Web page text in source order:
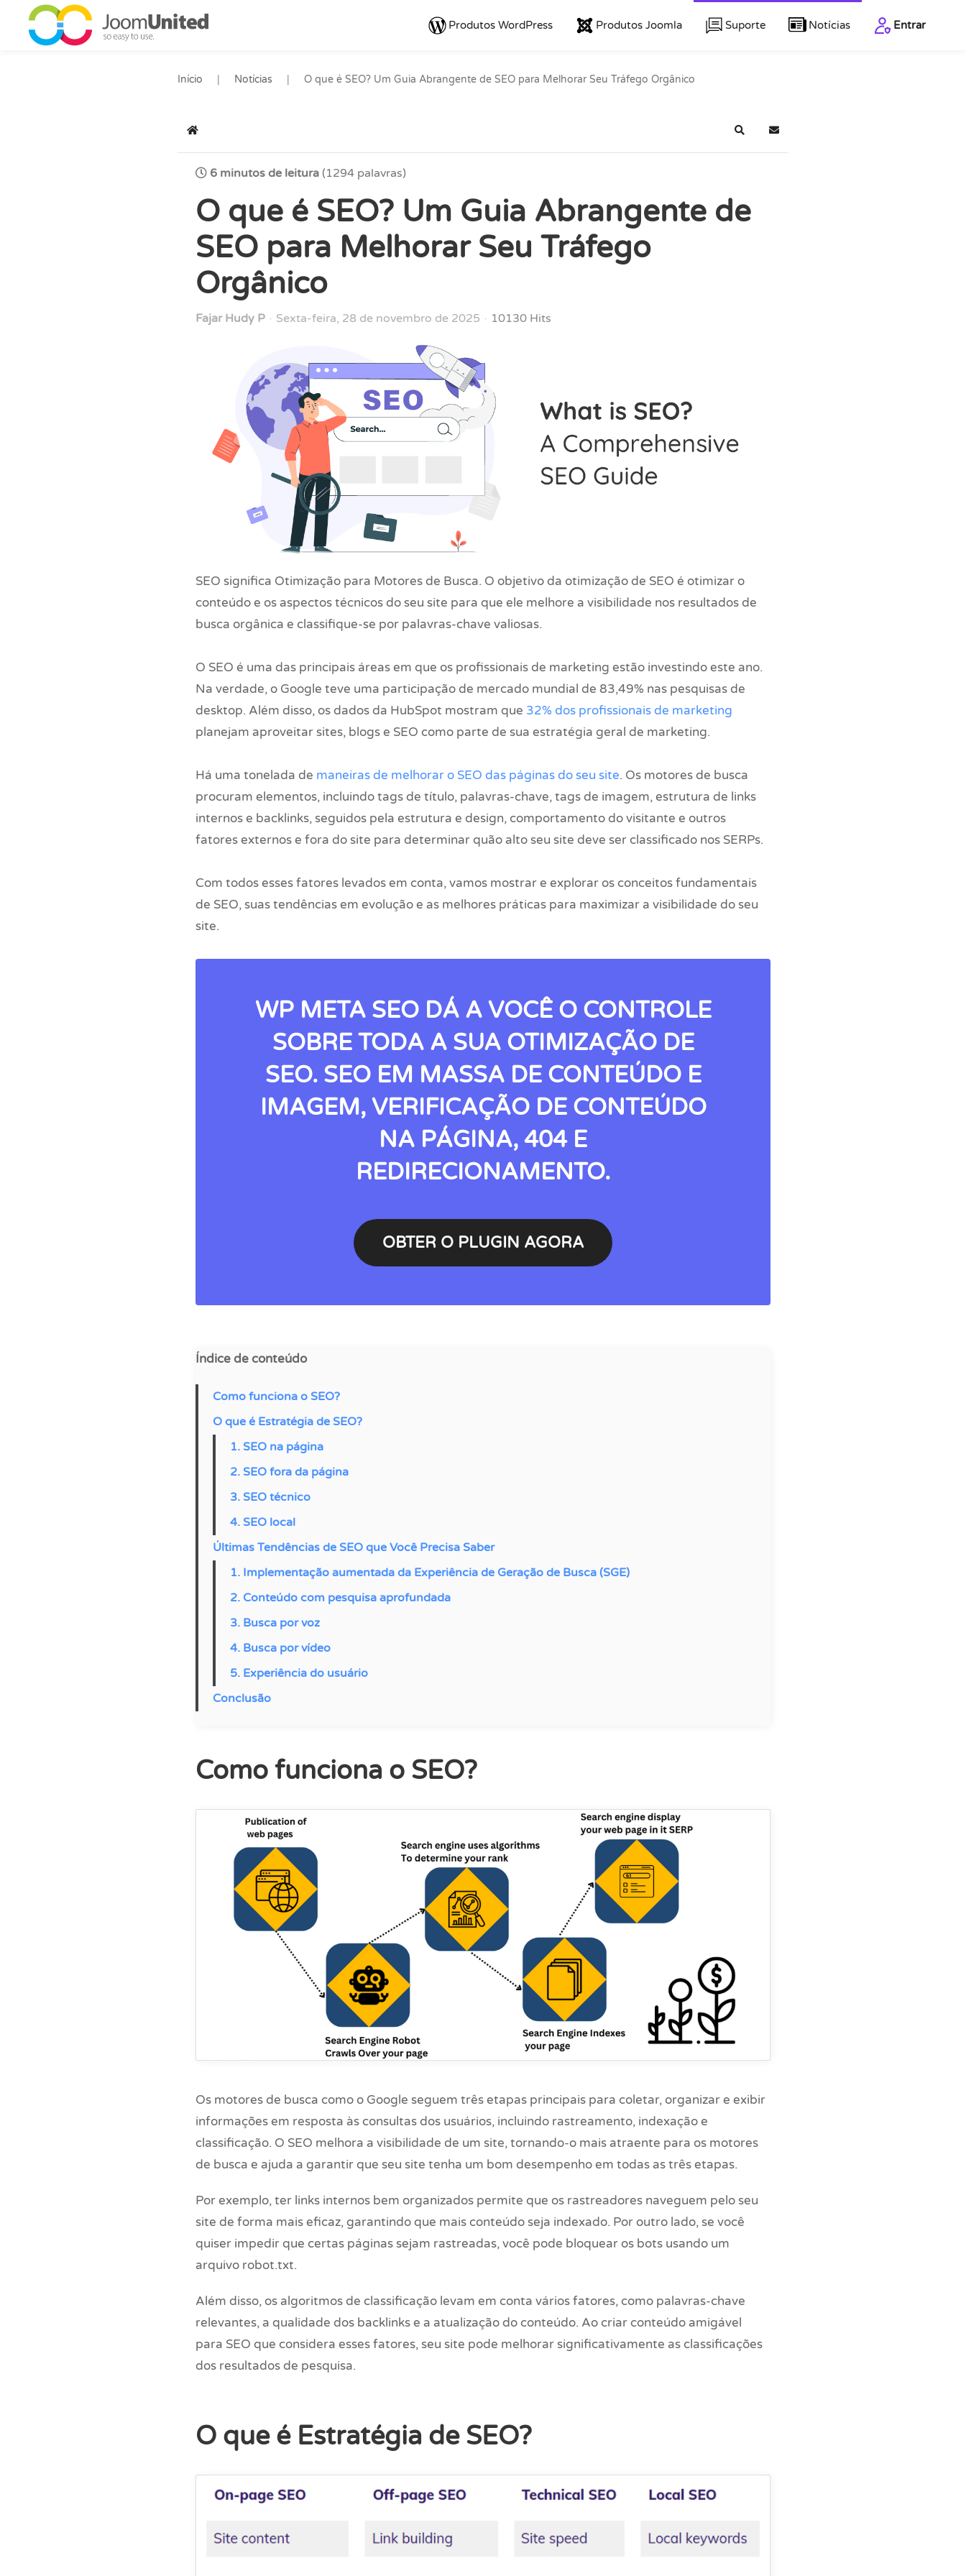
Pular para o conteúdo principal
Produtos WordPress Produtos Joomla Suporte Notícias Entrar
Início Notícias O que é SEO? Um Guia Abrangente de SEO para Melhorar Seu Tráfego Orgânico
Início PesquisarInscrever-se no blog
6 minutos de leitura (1294 palavras)
O que é SEO? Um Guia Abrangente de
SEO para Melhorar Seu Tráfego
Orgânico
Fajar Hudy P Sexta-feira, 28 de novembro de 2025 10130 Hits
SEO significa Otimização para Motores de Busca. O objetivo da otimização de SEO é otimizar o
conteúdo e os aspectos técnicos do seu site para que ele melhore a visibilidade nos resultados de
busca orgânica e classifique-se por palavras-chave valiosas.
O SEO é uma das principais áreas em que os profissionais de marketing estão investindo este ano.
Na verdade, o Google teve uma participação de mercado mundial de 83,49% nas pesquisas de
desktop. Além disso, os dados da HubSpot mostram que 32% dos profissionais de marketing
planejam aproveitar sites, blogs e SEO como parte de sua estratégia geral de marketing.
Há uma tonelada de maneiras de melhorar o SEO das páginas do seu site. Os motores de busca
procuram elementos, incluindo tags de título, palavras-chave, tags de imagem, estrutura de links
internos e backlinks, seguidos pela estrutura e design, comportamento do visitante e outros
fatores externos e fora do site para determinar quão alto seu site deve ser classificado nos SERPs.
Com todos esses fatores levados em conta, vamos mostrar e explorar os conceitos fundamentais
de SEO, suas tendências em evolução e as melhores práticas para maximizar a visibilidade do seu
site.
WP META SEO DÁ A VOCÊ O CONTROLE
SOBRE TODA A SUA OTIMIZAÇÃO DE
SEO. SEO EM MASSA DE CONTEÚDO E
IMAGEM, VERIFICAÇÃO DE CONTEÚDO
NA PÁGINA, 404 E
REDIRECIONAMENTO.
OBTER O PLUGIN AGORA
Índice de conteúdo
Como funciona o SEO?
O que é Estratégia de SEO?
1. SEO na página
2. SEO fora da página
3. SEO técnico
4. SEO local
Últimas Tendências de SEO que Você Precisa Saber
1. Implementação aumentada da Experiência de Geração de Busca (SGE)
2. Conteúdo com pesquisa aprofundada
3. Busca por voz
4. Busca por vídeo
5. Experiência do usuário
Conclusão
Como funciona o SEO?
Os motores de busca como o Google seguem três etapas principais para coletar, organizar e exibir
informações em resposta às consultas dos usuários, incluindo rastreamento, indexação e
classificação. O SEO melhora a visibilidade de um site, tornando-o mais atraente para os motores
de busca e ajuda a garantir que seu site tenha um bom desempenho em todas as três etapas.
Por exemplo, ter links internos bem organizados permite que os rastreadores naveguem pelo seu
site de forma mais eficaz, garantindo que mais conteúdo seja indexado. Por outro lado, se você
quiser impedir que certas páginas sejam rastreadas, você pode bloquear os bots usando um
arquivo robot.txt.
Além disso, os algoritmos de classificação levam em conta vários fatores, como palavras-chave
relevantes, a qualidade dos backlinks e a atualização do conteúdo. Ao criar conteúdo amigável
para SEO que considera esses fatores, seu site pode melhorar significativamente as classificações
dos resultados de pesquisa.
O que é Estratégia de SEO?